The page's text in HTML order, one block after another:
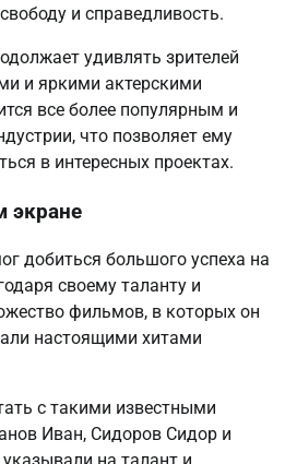
и справедливость.
удивлять зрителей
и яркими актерскими
все более популярным и
что позволяет ему
в интересных проектах.
экране
добиться большого успеха на
своему таланту и
фильмов, в которых он
настоящими хитами
с такими известными
Иван, Сидоров Сидор и